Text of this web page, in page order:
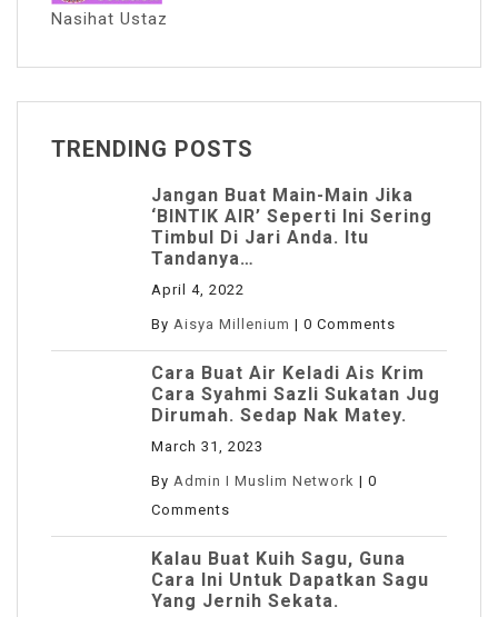
Nasihat Ustaz
TRENDING POSTS
Jangan Buat Main-Main Jika
‘BINTIK AIR’ Seperti Ini Sering
Timbul Di Jari Anda. Itu
Tandanya…
April 4, 2022
By Aisya Millenium | 0 Comments
Cara Buat Air Keladi Ais Krim
Cara Syahmi Sazli Sukatan Jug
Dirumah. Sedap Nak Matey.
March 31, 2023
By Admin I Muslim Network | 0
Comments
Kalau Buat Kuih Sagu, Guna
Cara Ini Untuk Dapatkan Sagu
Yang Jernih Sekata.